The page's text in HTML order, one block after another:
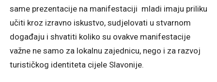
same prezentacije na manifestaciji mladi imaju priliku
učiti kroz izravno iskustvo, sudjelovati u stvarnom
događaju i shvatiti koliko su ovakve manifestacije
važne ne samo za lokalnu zajednicu, nego i za razvoj
turističkog identiteta cijele Slavonije.